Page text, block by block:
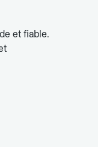
et fiable.